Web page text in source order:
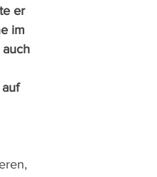
er
im
auch
auf